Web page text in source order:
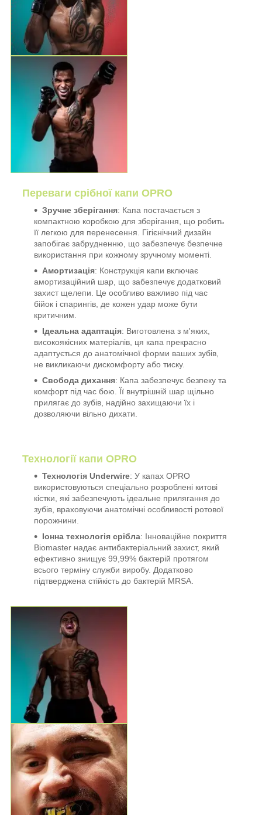
Переваги срібної капи OPRO
Зручне зберігання: Капа постачається з
компактною коробкою для зберігання, що робить
її легкою для перенесення. Гігієнічний дизайн
запобігає забрудненню, що забезпечує безпечне
використання при кожному зручному моменті.
Амортизація: Конструкція капи включає
амортизаційний шар, що забезпечує додатковий
захист щелепи. Це особливо важливо під час
бійок і спарингів, де кожен удар може бути
критичним.
Ідеальна адаптація: Виготовлена з м'яких,
високоякісних матеріалів, ця капа прекрасно
адаптується до анатомічної форми ваших зубів,
не викликаючи дискомфорту або тиску.
Свобода дихання: Капа забезпечує безпеку та
комфорт під час бою. Її внутрішній шар щільно
прилягає до зубів, надійно захищаючи їх і
дозволяючи вільно дихати.
Технології капи OPRO
Технологія Underwire: У капах OPRO
використовуються спеціально розроблені китові
кістки, які забезпечують ідеальне прилягання до
зубів, враховуючи анатомічні особливості ротової
порожнини.
Іонна технологія срібла: Інноваційне покриття
Biomaster надає антибактеріальний захист, який
ефективно знищує 99,99% бактерій протягом
всього терміну служби виробу. Додатково
підтверджена стійкість до бактерій MRSA.